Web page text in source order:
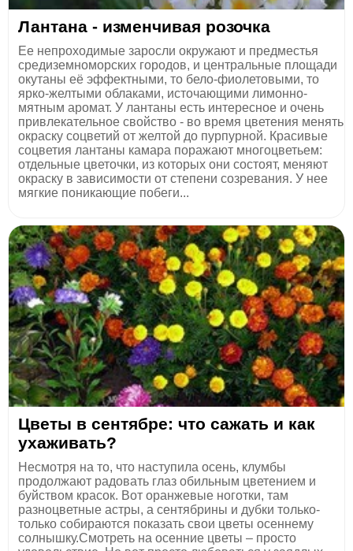
Лантана - изменчивая розоч­ка
Ее непроходимые заросли окружают и предместья
средиземноморских городов, и центральные площади
окутаны её эффектными, то бело-фиолетовыми, то
ярко-желтыми облаками, источающими лимонно-
мятным аромат. У лантаны есть интересное и очень
привлекательное свойство - во время цветения менять
окраску соцветий от желтой до пурпурной. Красивые
соцветия лантаны камара поражают многоцветьем:
отдельные цветочки, из которых они состоят, меняют
окраску в зависимости от степени созревания. У нее
мягкие поникающие побеги...
Цветы в сентябре: что сажать и как
ухаживать?
Несмотря на то, что наступила осень, клумбы
продолжают радовать глаз обильным цветением и
буйством красок. Вот оранжевые ноготки, там
разноцветные астры, а сентябрины и дубки только-
только собираются показать свои цветы осеннему
солнышку.Смотреть на осенние цветы – просто